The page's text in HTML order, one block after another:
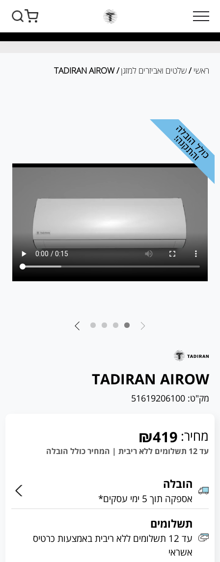
ראשי /שלטים ואביזרים למזגן/ TADIRAN AIROW
TADIRAN AIROW
מק"ט: 51619206100
מחיר: ₪419
עד 12 תשלומים ללא ריבית | המחיר כולל הובלה
הובלה
אספקה תוך 5 ימי עסקים*
תשלומים
עד 12 תשלומים ללא ריבית באמצעות כרטיס
אשראי